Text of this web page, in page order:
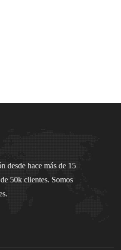
desde hace más de 15
50k clientes. Somos